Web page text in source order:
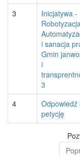
3
Inicjatywa -
i sanacja
Gmin
i
3
4
Odpowiedź
petycję